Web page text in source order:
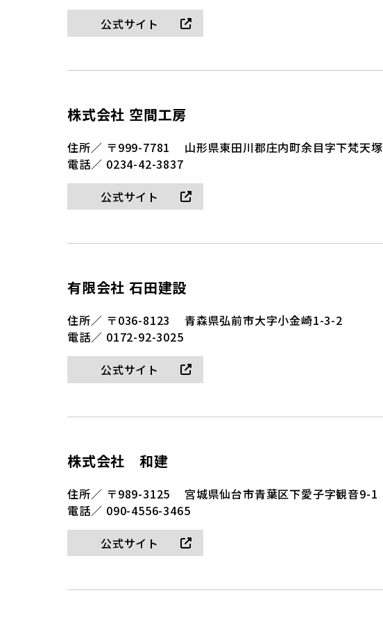
公式サイト
株式会社 空間工房
住所／ 〒999-7781
山形県東田川郡庄内町余目字下梵天
電話／ 0234-42-3837
公式サイト
有限会社 石田建設
住所／ 〒036-8123
青森県弘前市大字小金崎1-3-2
電話／ 0172-92-3025
公式サイト
株式会社 和建
住所／ 〒989-3125
宮城県仙台市青葉区下愛子字観音9-1
電話／ 090-4556-3465
公式サイト